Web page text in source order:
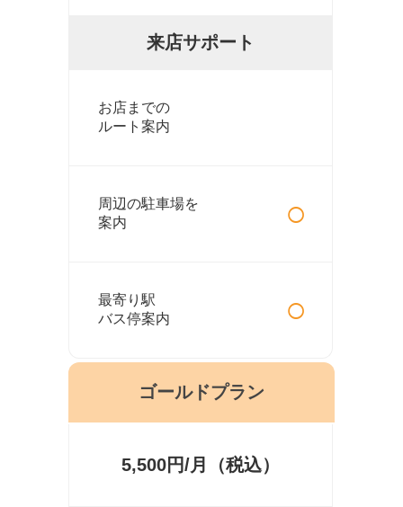
来店サポート
お店までの
ルート案内
周辺の駐車場を
案内
○
最寄り駅
バス停案内
○
ゴールドプラン
5,500円/月（税込）